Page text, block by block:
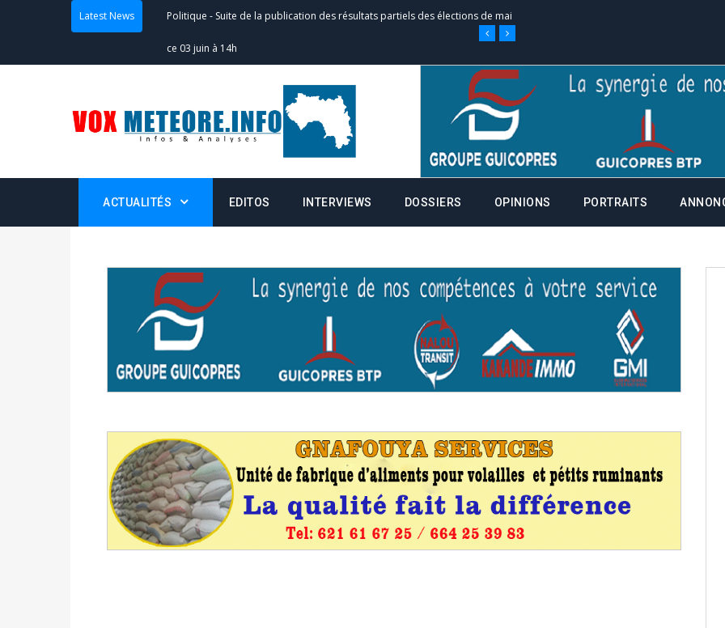
Latest News Politique - Suite de la publication des résultats partiels des élections de mai
ce 03 juin à 14h
Suite de la publication des résultats partiels des élections de mai
– mardi 02 juin à 17h
Politique - Scrutins : la DGE active un centre d’appel, joignable au 105, ouvert
24h/24 et 7j/7
Actualités Double scrutin du 31 mai : fin des campagnes ce jeudi 28 mai à
Actualités Communiqué relatif à la délivrance de la fiche de procuration
Politique- Convocation des membres des Commissions Administratives de
Centralisation des Votes (CACV) à une prestation de serment et à une
formation
des votes) avant le 16 mai à 16h
Politique-Double scrutin du 31 mai : retrait des cartes d’électeurs possible
du 16 au 31 mai 2026
Politique-Délégués de bureaux de vote : vos informations à transmettre
ACTUALITÉS EDITOS INTERVIEWS DOSSIERS OPINIONS PORTRAITS